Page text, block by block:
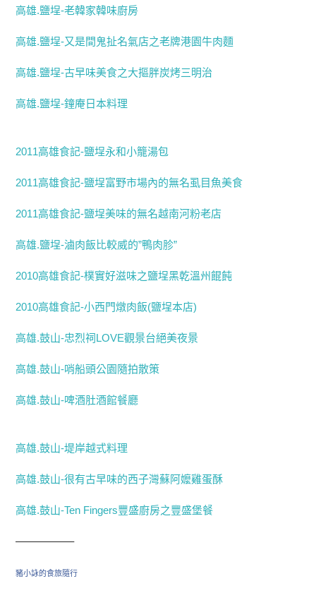
高雄.鹽埕-老韓家韓味廚房
高雄.鹽埕-又是間鬼扯名氣店之老牌港園牛肉麵
高雄.鹽埕-古早味美食之大摳胖炭烤三明治
高雄.鹽埕-鐘庵日本料理
2011高雄食記-鹽埕永和小籠湯包
2011高雄食記-鹽埕富野市場內的無名虱目魚美食
2011高雄食記-鹽埕美味的無名越南河粉老店
高雄.鹽埕-滷肉飯比較威的”鴨肉胗”
2010高雄食記-樸實好滋味之鹽埕黑乾溫州餛飩
2010高雄食記-小西門燉肉飯(鹽埕本店)
高雄.鼓山-忠烈祠LOVE觀景台絕美夜景
高雄.鼓山-哨船頭公園隨拍散策
高雄.鼓山-啤酒肚酒館餐廳
高雄.鼓山-堤岸越式料理
高雄.鼓山-很有古早味的西子灣蘇阿嬤雞蛋酥
高雄.鼓山-Ten Fingers豐盛廚房之豐盛堡餐
—————–
豬小詠的食旅隨行